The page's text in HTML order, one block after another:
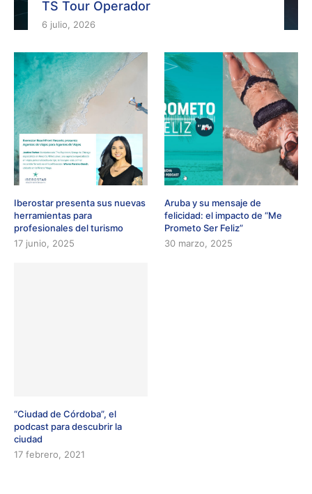
TS Tour Operador
6 julio, 2026
Iberostar presenta sus nuevas
herramientas para
profesionales del turismo
17 junio, 2025
Aruba y su mensaje de
felicidad: el impacto de “Me
Prometo Ser Feliz”
30 marzo, 2025
“Ciudad de Córdoba”, el
podcast para descubrir la
ciudad
17 febrero, 2021